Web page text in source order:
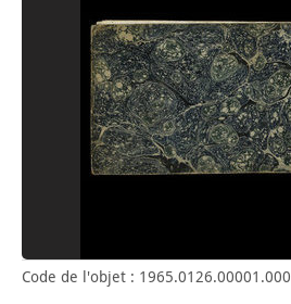
Code de l'objet : 1965.0126.00001.000